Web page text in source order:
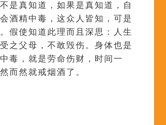
是真知道，如果是真知道，自
酒精中毒，这众人皆知，可是
假使知道此理而且深思：人生
之父母，不敢毁伤。身体也是
毒，就是劳命伤财，时间一
而然就戒烟酒了。